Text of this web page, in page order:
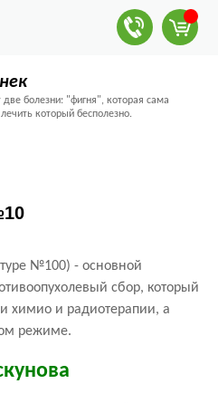
болезни: "фигня", которая сама
который бесполезно.
№100) - основной
сбор, который
химио и радиотерапии, а
режиме.